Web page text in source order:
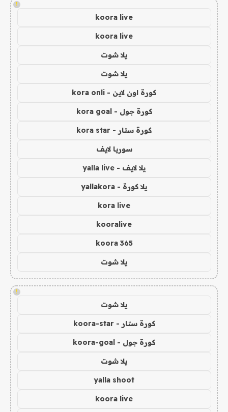
!
koora live
koora live
يلا شوت
يلا شوت
كورة اون لاين - kora onli
كورة جول - kora goal
كورة ستار - kora star
سوريا لايف
يلا لايف - yalla live
يلا كورة - yallakora
kora live
kooralive
koora 365
يلا شوت
!
يلا شوت
كورة ستار - koora-star
كورة جول - koora-goal
يلا شوت
yalla shoot
koora live